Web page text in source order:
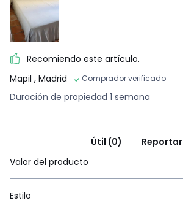
Recomiendo este artículo.
Mapil , Madrid Comprador verificado
Duración de propiedad 1 semana
Útil (0)
Reportar
Valor del producto
Estilo